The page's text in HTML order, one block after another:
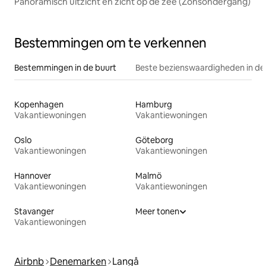
Bestemmingen om te verkennen
Bestemmingen in de buurt Beste bezienswaardigheden in
Kopenhagen
Vakantiewoningen
Hamburg
Vakantiewoningen
Oslo
Vakantiewoningen
Göteborg
Vakantiewoningen
Hannover
Vakantiewoningen
Malmö
Vakantiewoningen
Stavanger
Vakantiewoningen
Meer tonen
Airbnb Denemarken Langå